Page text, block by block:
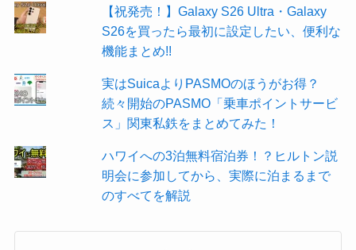
【祝発売！】Galaxy S26 Ultra・Galaxy
S26を買ったら最初に設定したい、便利な
機能まとめ!!
実はSuicaよりPASMOのほうがお得？
続々開始のPASMO「乗車ポイントサービ
ス」関東私鉄をまとめてみた！
ハワイへの3泊無料宿泊券！？ヒルトン説
明会に参加してから、実際に泊まるまで
のすべてを解説